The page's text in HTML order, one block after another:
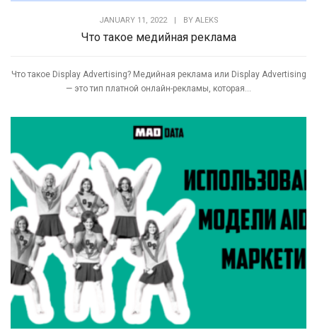
JANUARY 11, 2022 BY ALEKS
Что такое медийная реклама
Что такое Display Advertising? Медийная реклама или Display Advertising
— это тип платной онлайн-рекламы, которая...